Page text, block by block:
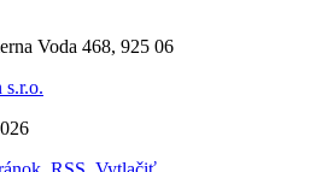
Voda 468, 925 06
s.r.o.